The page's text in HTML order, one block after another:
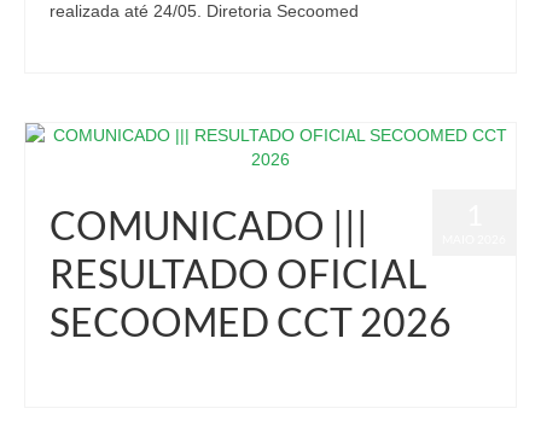
realizada até 24/05. Diretoria Secoomed
COMUNICADO |||
RESULTADO OFICIAL
SECOOMED CCT 2026